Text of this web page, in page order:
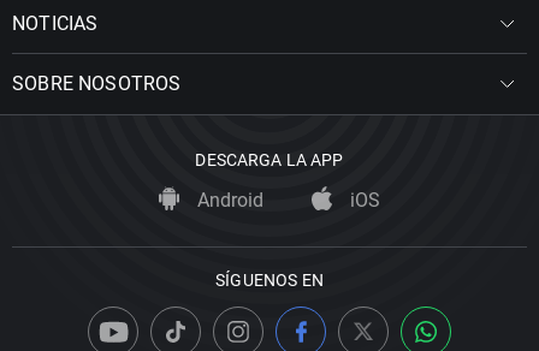
NOTICIAS
SOBRE NOSOTROS
DESCARGA LA APP
Android iOS
SÍGUENOS EN